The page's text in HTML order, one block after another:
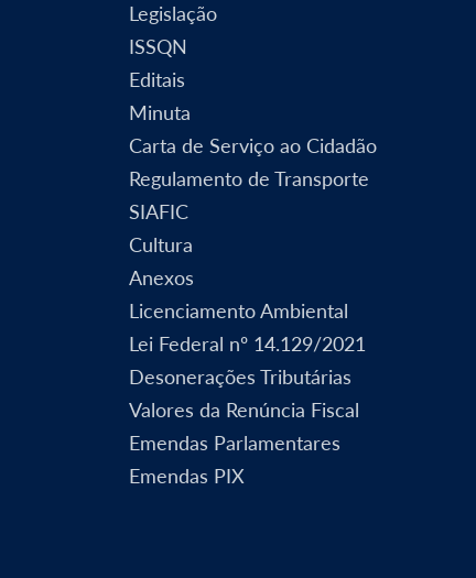
Legislação
ISSQN
Editais
Minuta
Carta de Serviço ao Cidadão
Regulamento de Transporte
SIAFIC
Cultura
Anexos
Licenciamento Ambiental
Lei Federal nº 14.129/2021
Desonerações Tributárias
Valores da Renúncia Fiscal
Emendas Parlamentares
Emendas PIX